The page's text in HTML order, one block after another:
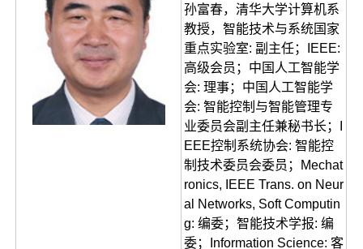
孙富春，清华大学计算机系
教授，智能技术与系统国家
重点实验室: 副主任；IEEE:
高级会员；中国人工智能学
会: 理事；中国人工智能学
会: 智能控制与智能管理专
业委员会副主任兼秘书长；I
EEE控制系统协会: 智能控
制技术委员会委员；Mechat
ronics, IEEE Trans. on Neur
al Networks, Soft Computin
g: 编委；智能技术学报: 编
委；Information Science: 客